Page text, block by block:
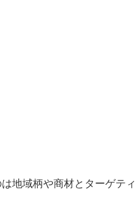
地域柄や商材とターゲティ